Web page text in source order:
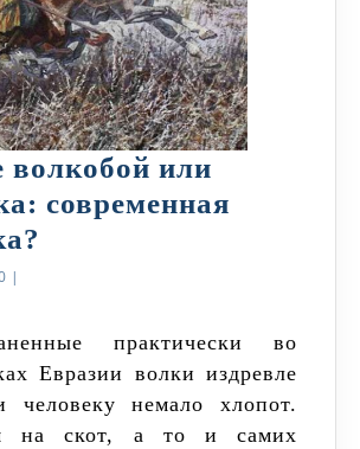
или
современная
волчатка:
современная
выдумка?
10.02.2020
|
Евразии волки издревле
человеку немало хлопот.
на скот, а то и самих